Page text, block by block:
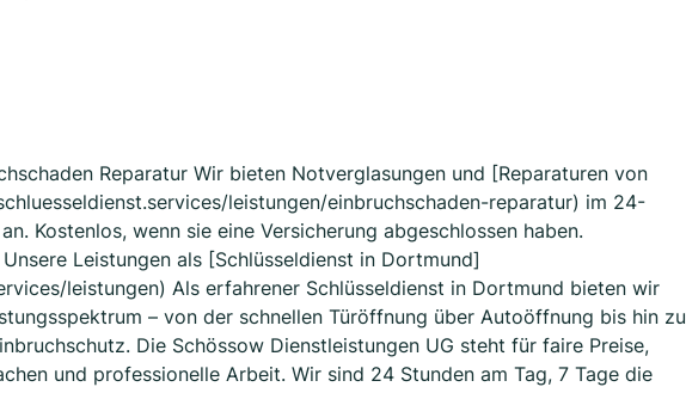
Reparatur Wir bieten Notverglasungen und [Reparaturen von
leistungen/einbruchschaden-reparatur) im 24-
Kostenlos, wenn sie eine Versicherung abgeschlossen haben.
Leistungen als [Schlüsseldienst in Dortmund]
leistungen) Als erfahrener Schlüsseldienst in Dortmund bieten wir
– von der schnellen Türöffnung über Autoöffnung bis hin zu
Die Schössow Dienstleistungen UG steht für faire Preise,
und professionelle Arbeit. Wir sind 24 Stunden am Tag, 7 Tage die